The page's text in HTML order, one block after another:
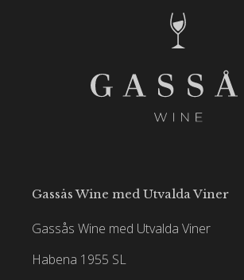
Gassås Wine med Utvalda Viner
Gassås Wine med Utvalda Viner
Habena 1955 SL